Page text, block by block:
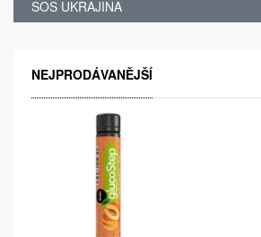
SOS UKRAJINA
NEJPRODÁVANĚJŠÍ